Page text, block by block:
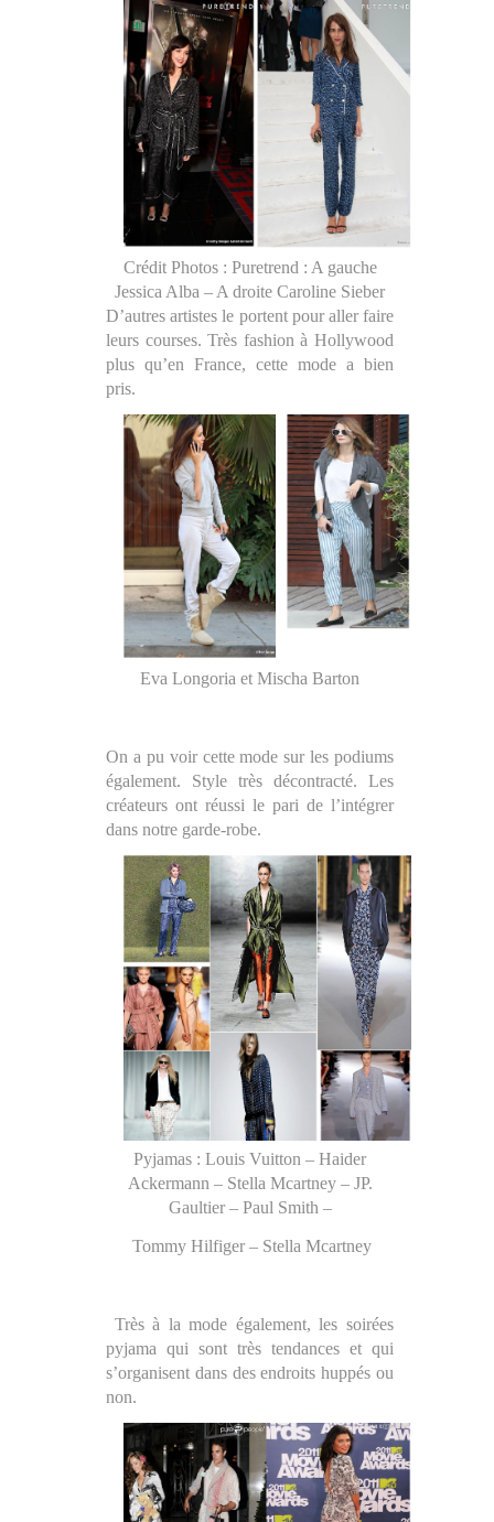
Crédit Photos : Puretrend : A gauche
Jessica Alba – A droite Caroline Sieber
D’autres artistes le portent pour aller faire
leurs courses. Très fashion à Hollywood
plus qu’en France, cette mode a bien
pris.
Eva Longoria et Mischa Barton
On a pu voir cette mode sur les podiums
également. Style très décontracté. Les
créateurs ont réussi le pari de l’intégrer
dans notre garde-robe.
Pyjamas : Louis Vuitton – Haider
Ackermann – Stella Mcartney – JP.
Gaultier – Paul Smith –
Tommy Hilfiger – Stella Mcartney
Très à la mode également, les soirées
pyjama qui sont très tendances et qui
s’organisent dans des endroits huppés ou
non.